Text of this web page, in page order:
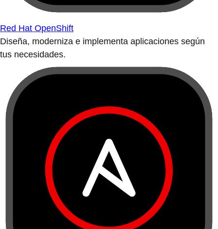
Red Hat OpenShift
Diseña, moderniza e implementa aplicaciones según
tus necesidades.